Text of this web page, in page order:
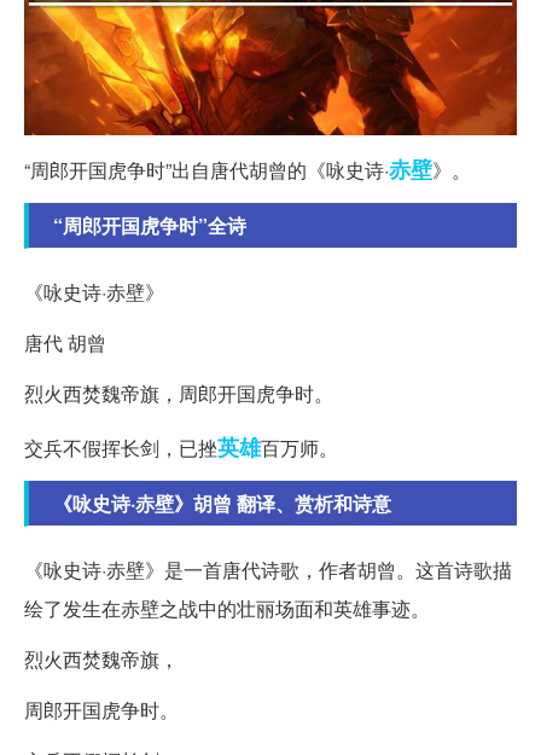
“周郎开国虎争时”出自唐代胡曾的《咏史诗·赤壁》。
“周郎开国虎争时”全诗
《咏史诗·赤壁》
唐代 胡曾
烈火西焚魏帝旗，周郎开国虎争时。
交兵不假挥长剑，已挫英雄百万师。
《咏史诗·赤壁》胡曾 翻译、赏析和诗意
《咏史诗·赤壁》是一首唐代诗歌，作者胡曾。这首诗歌描
绘了发生在赤壁之战中的壮丽场面和英雄事迹。
烈火西焚魏帝旗，
周郎开国虎争时。